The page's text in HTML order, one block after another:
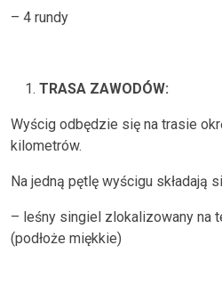
– 4 rundy
TRASA ZAWODÓW:
Wyścig odbędzie się na trasie
kilometrów.
Na jedną pętlę wyścigu składają
– leśny singiel zlokalizowany na
(podłoże miękkie)